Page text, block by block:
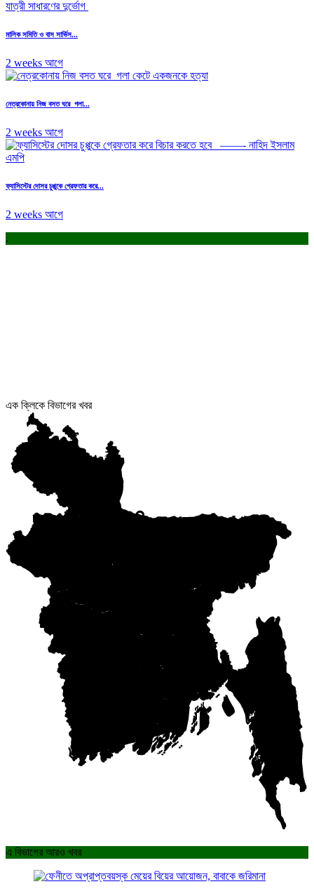
মালিক সমিতি ও বাস সার্ভিস...
2 weeks আগে
নেত্রকোনায় নিজ বসত ঘরে গলা...
2 weeks আগে
ফ্যাসিস্টের দোসর চুপ্পুকে গ্রেফতার করে...
2 weeks আগে
.
এক ক্লিকে বিভাগের খবর
এ বিভাগের আরও খবর